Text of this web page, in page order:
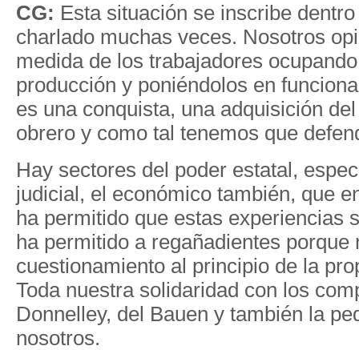
CG: Esta situación se inscribe
charlado muchas veces. Nosotros
medida de los trabajadores
producción y poniéndolos en
es una conquista, una adquisición
obrero y como tal tenemos que
Hay sectores del poder estatal,
judicial, el económico también, que
ha permitido que estas experiencias
ha permitido a regañadientes porque
cuestionamiento al principio de la
Toda nuestra solidaridad con los
Donnelley, del Bauen y también la
nosotros.